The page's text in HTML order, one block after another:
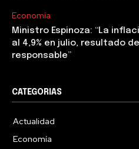
Economía
Ministro Espinoza: “La
al 4,9% en julio, resultado
responsable”
CATEGORIAS
Actualidad
Economía